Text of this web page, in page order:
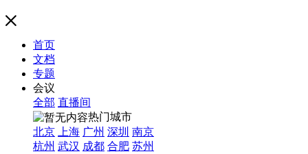
首页
文档
专题
会议
全部 直播间
热门城市
北京
上海 广州 深圳 南京
杭州 武汉 成都 合肥 苏州